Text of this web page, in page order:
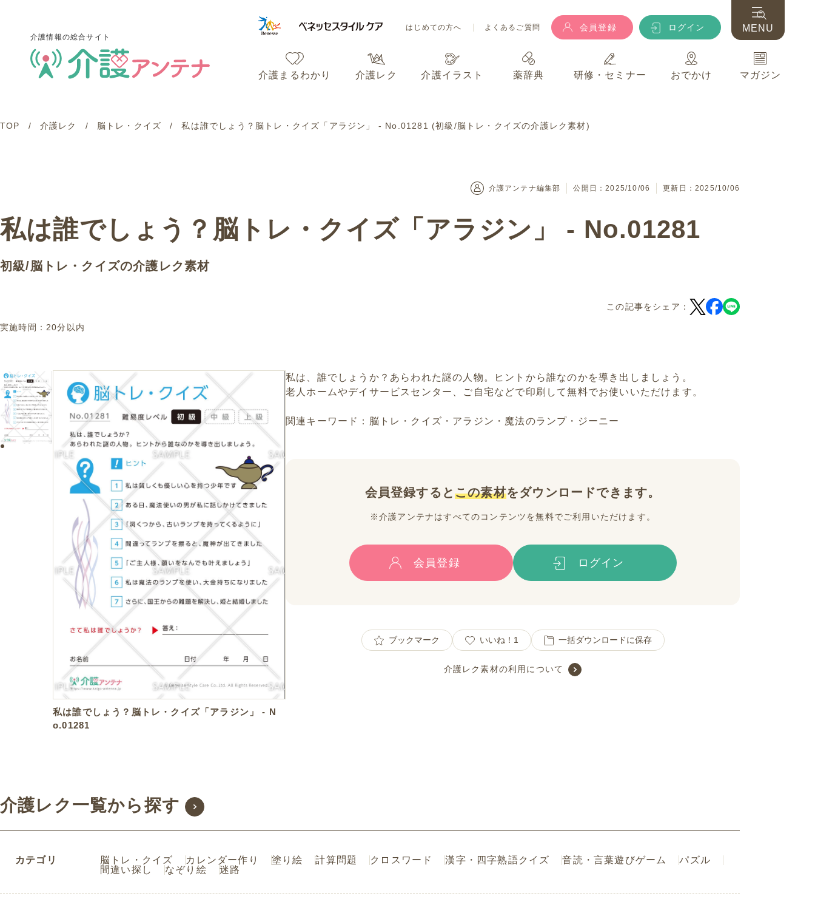
介護情報の総合サイト
はじめての方へ よくあるご質問 会員登録 ログイン
介護まるわかり 介護レク 介護イラスト 薬辞典 研修・セミナー おでかけ マガジン
MENU
介護情報の総合サイト
TOP 介護レク 脳トレ・クイズ 私は誰でしょう？脳トレ・クイズ「アラジン」 - No.01281 (初級/脳トレ・クイズの介護レク素材)
介護アンテナ編集部 公開日：2025/10/06 更新日：2025/10/06
私は誰でしょう？脳トレ・クイズ「アラジン」 - No.01281
初級/脳トレ・クイズの介護レク素材
この記事をシェア：
実施時間： 20分以内
私は誰でしょう？脳トレ・クイズ「アラジン」 - N
o.01281
私は、誰でしょうか？あらわれた謎の人物。ヒントから誰なのかを導き出しましょう。
老人ホームやデイサービスセンター、ご自宅などで印刷して無料でお使いいただけます。
関連キーワード：脳トレ・クイズ・アラジン・魔法のランプ・ジーニー
会員登録するとこの素材をダウンロードできます。
※介護アンテナはすべてのコンテンツを無料でご利用いただけます。
会員登録 ログイン
ブックマーク いいね！ 1 一括ダウンロードに保存
介護レク素材の利用について
介護レク一覧から探す
カテゴリ 脳トレ・クイズ カレンダー作り 塗り絵 計算問題 クロスワード 漢字・四字熟語クイズ 音読・言葉遊びゲーム
パズル
間違い探し
なぞり絵 迷路